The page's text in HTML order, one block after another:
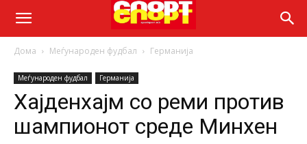
Дома Меѓународен фудбал Германија
Меѓународен фудбал Германија
Хаjденхаjм со реми против
шампионот среде Минхен